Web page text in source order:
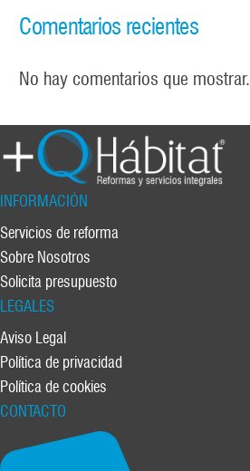
Comentarios recientes
No hay comentarios que mostrar.
INFORMACIÓN
Servicios de reforma
Sobre Nosotros
Solicita presupuesto
LEGALES
Aviso Legal
Política de privacidad
Política de cookies
CONTACTO